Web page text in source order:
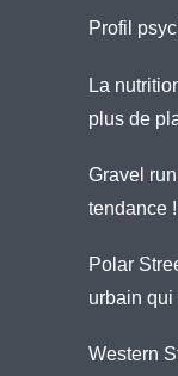
Profil
La
plus de
Gravel
tendance !
Polar
urbain qui
Western